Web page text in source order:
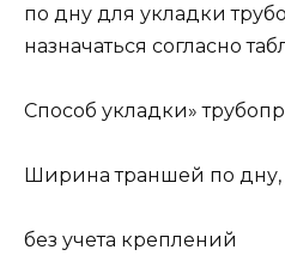
по дну для укладки
назначаться согласно
Способ укладки»
Ширина траншей по дну,
без учета креплений